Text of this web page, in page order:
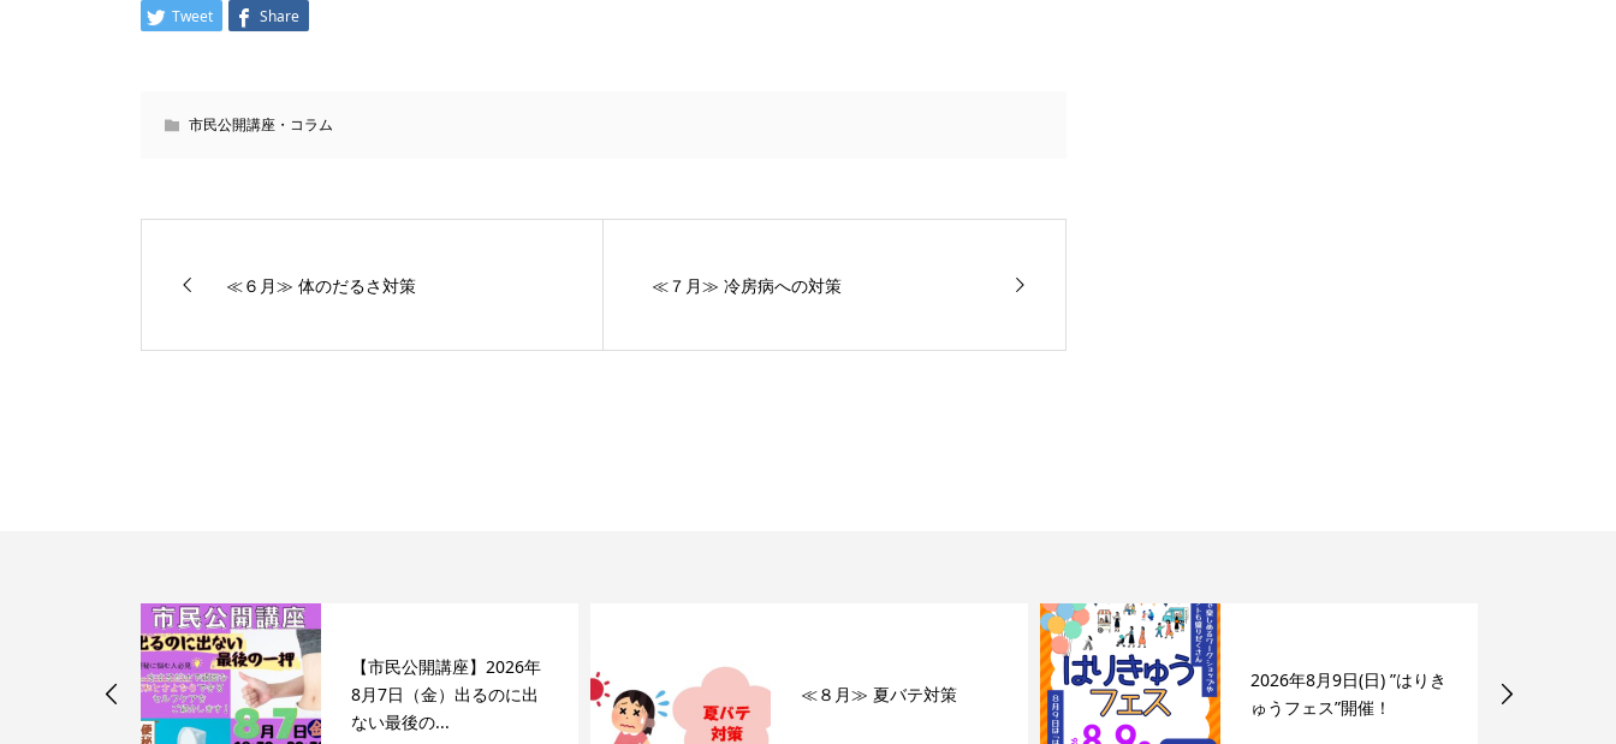
Tweet Share
市民公開講座・コラム
≪６月≫ 体のだるさ対策 ≪７月≫ 冷房病への対策
【市民公開講座】2026年
8月7日（金）出るのに出
ない最後の...
≪８月≫ 夏バテ対策
2026年8月9日(日) ”はりき
ゅうフェス”開催！